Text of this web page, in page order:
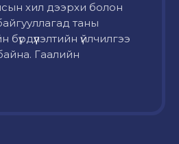
хил дээрхи болон
таны
үйлчилгээ
байна. Гаалийн